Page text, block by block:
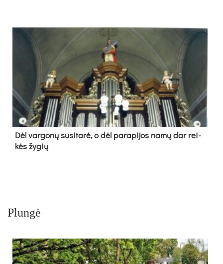
Dėl var­go­nų su­si­ta­rė, o dėl pa­ra­pi­jos na­mų dar rei­
kės žy­gių
Plungė